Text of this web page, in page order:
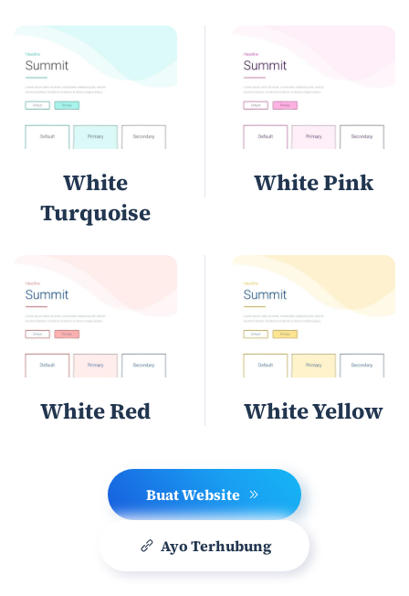
White
Turquoise
White Pink
White Red White Yellow
Buat Website
Ayo Terhubung